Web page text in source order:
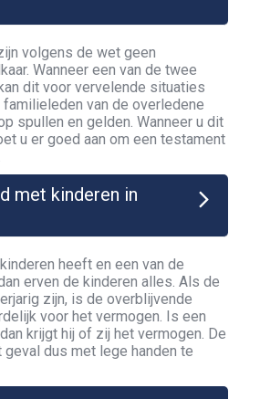
volgens de wet geen
Wanneer een van de twee
dit voor vervelende situaties
familieleden van de overledene
spullen en gelden. Wanneer u dit
u er goed aan om een testament
met kinderen in
heeft en een van de
erven de kinderen alles. Als de
zijn, is de overblijvende
voor het vermogen. Is een
krijgt hij of zij het vermogen. De
geval dus met lege handen te